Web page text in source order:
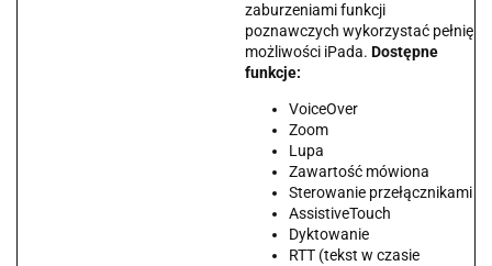
zaburzeniami funkcji
poznawczych wykorzystać pełnię
możliwości iPada. Dostępne
funkcje:
VoiceOver
Zoom
Lupa
Zawartość mówiona
Sterowanie przełącznikami
AssistiveTouch
Dyktowanie
RTT (tekst w czasie